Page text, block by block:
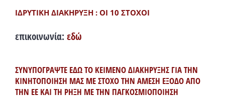
ΙΔΡΥΤΙΚΗ ΔΙΑΚΗΡΥΞΗ : ΟΙ 10 ΣΤΟΧΟΙ
επικοινωνία: εδώ
ΣΥΝΥΠΟΓΡΑΨΤΕ ΕΔΩ ΤΟ ΚΕΙΜΕΝΟ ΔΙΑΚΗΡΥΞΗΣ ΓΙΑ ΤΗΝ
ΚΙΝΗΤΟΠΟΙΗΣΗ ΜΑΣ ΜΕ ΣΤΟΧΟ ΤΗΝ ΑΜΕΣΗ ΕΞΟΔΟ ΑΠΟ
ΤΗΝ ΕΕ ΚΑΙ ΤΗ ΡΗΞΗ ΜΕ ΤΗΝ ΠΑΓΚΟΣΜΙΟΠΟΙΗΣΗ